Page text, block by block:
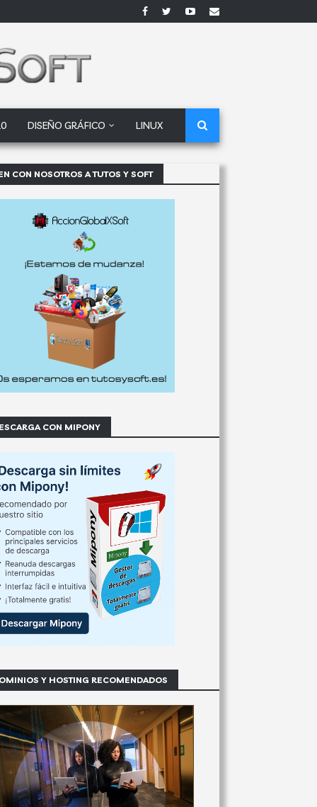
DISEÑO GRÁFICO LINUX
CON NOSOTROS A TUTOS Y SOFT
CON MIPONY
Y HOSTING RECOMENDADOS